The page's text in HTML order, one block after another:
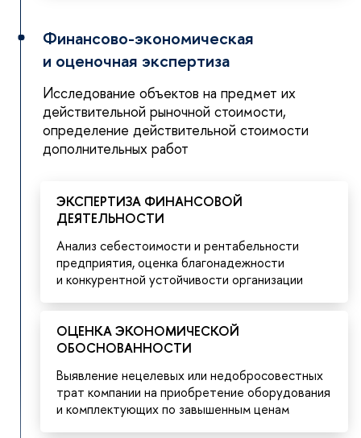
Финансово-экономическая
и оценочная экспертиза
Исследование объектов на предмет их
действительной рыночной стоимости,
определение действительной стоимости
дополнительных работ
ЭКСПЕРТИЗА ФИНАНСОВОЙ
ДЕЯТЕЛЬНОСТИ
Анализ себестоимости и рентабельности
предприятия, оценка благонадежности
и конкурентной устойчивости организации
ОЦЕНКА ЭКОНОМИЧЕСКОЙ
ОБОСНОВАННОСТИ
Выявление нецелевых или недобросовестных
трат компании на приобретение оборудования
и комплектующих по завышенным ценам